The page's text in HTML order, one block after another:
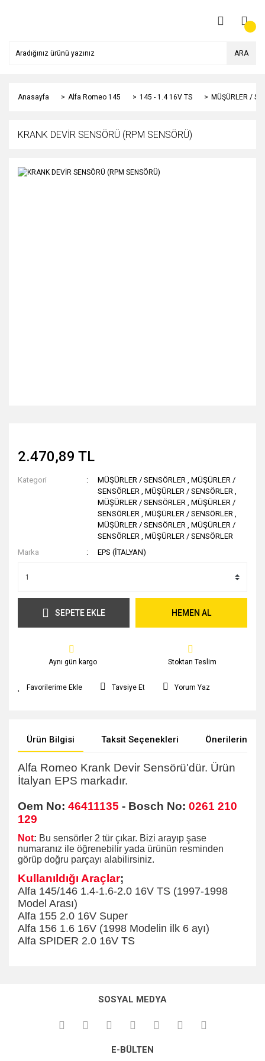
ARA
Anasayfa Alfa Romeo 145 145 - 1.4 16V TS MÜŞÜRLER /
KRANK DEVİR SENSÖRÜ (RPM SENSÖRÜ)
2.470,89 TL
Kategori MÜŞÜRLER / SENSÖRLER ,MÜŞÜRLER /
SENSÖRLER ,MÜŞÜRLER / SENSÖRLER ,
MÜŞÜRLER / SENSÖRLER ,MÜŞÜRLER /
SENSÖRLER ,MÜŞÜRLER / SENSÖRLER ,
MÜŞÜRLER / SENSÖRLER ,MÜŞÜRLER /
SENSÖRLER ,MÜŞÜRLER / SENSÖRLER
Marka
EPS (İTALYAN)
SEPETE EKLE HEMEN AL
Aynı gün kargo Stoktan Teslim
Tavsiye Et Yorum Yaz
Ürün Bilgisi Taksit Seçenekleri Önerileriniz
Alfa Romeo Krank Devir Sensörü'dür. Ürün
İtalyan EPS markadır.
Oem No: 46411135 - Bosch No: 0261 210
129
Not: Bu sensörler 2 tür çıkar. Bizi arayıp şase
numaranız ile öğrenebilir yada ürünün resminden
görüp doğru parçayı alabilirsiniz.
Kullanıldığı Araçlar;
Alfa 145/146 1.4-1.6-2.0 16V TS (1997-1998
Model Arası)
Alfa 155 2.0 16V Super
Alfa 156 1.6 16V (1998 Modelin ilk 6 ayı)
Alfa SPIDER 2.0 16V TS
kullanarak tarafımıza iletebilirsiniz.
Görüş ve önerileriniz için teşekkür ederiz.
Ürün açıklamasında eksik bilgiler bulunuyor.
SOSYAL MEDYA
E-BÜLTEN